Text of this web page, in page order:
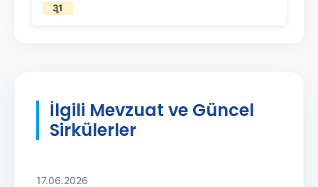
31
İlgili Mevzuat ve Güncel
Sirkülerler
17.06.2026